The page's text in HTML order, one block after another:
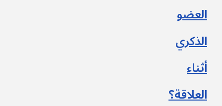
العضو
الذكري
أثناء
العلاقة؟